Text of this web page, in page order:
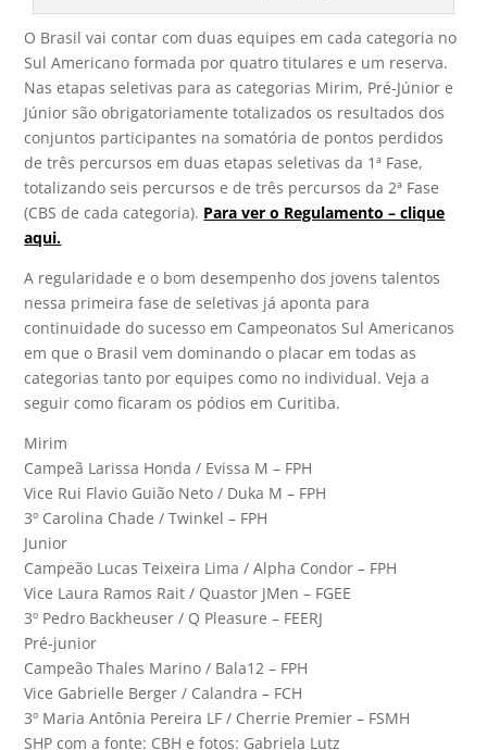
O Brasil vai contar com duas equipes em cada categoria no
Sul Americano formada por quatro titulares e um reserva.
Nas etapas seletivas para as categorias Mirim, Pré-Júnior e
Júnior são obrigatoriamente totalizados os resultados dos
conjuntos participantes na somatória de pontos perdidos
de três percursos em duas etapas seletivas da 1ª Fase,
totalizando seis percursos e de três percursos da 2ª Fase
(CBS de cada categoria). Para ver o Regulamento – clique
aqui.
A regularidade e o bom desempenho dos jovens talentos
nessa primeira fase de seletivas já aponta para
continuidade do sucesso em Campeonatos Sul Americanos
em que o Brasil vem dominando o placar em todas as
categorias tanto por equipes como no individual. Veja a
seguir como ficaram os pódios em Curitiba.
Mirim
Campeã Larissa Honda / Evissa M – FPH
Vice Rui Flavio Guião Neto / Duka M – FPH
3º Carolina Chade / Twinkel – FPH
Junior
Campeão Lucas Teixeira Lima / Alpha Condor – FPH
Vice Laura Ramos Rait / Quastor JMen – FGEE
3º Pedro Backheuser / Q Pleasure – FEERJ
Pré-junior
Campeão Thales Marino / Bala12 – FPH
Vice Gabrielle Berger / Calandra – FCH
3º Maria Antônia Pereira LF / Cherrie Premier – FSMH
SHP com a fonte: CBH e fotos: Gabriela Lutz